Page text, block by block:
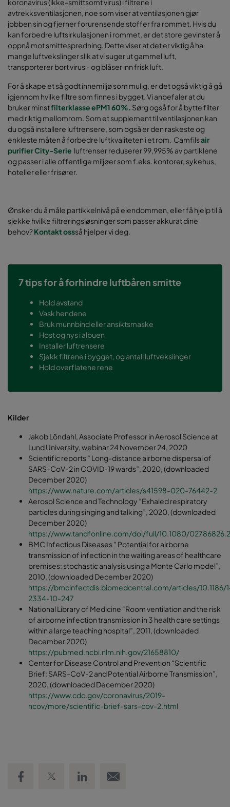
koronavirus (ikke-smittsomt virus) i filtrene i
avtrekksventilasjonen, noe som viser at ventilasjonen gjør
jobben sin og fjerner forurensende stoffer fra rommet. Hvis du
kan forbedre luftsirkulasjonen i rommet, er det store gevinster å
oppnå mot smittespredning. Dette viser at det er viktig å ha
mange luftvekslinger slik at vi suger ut gammel luft,
transporterer bort virus - og blåser inn frisk luft.
For å skape et så godt innemiljø som mulig, er det også viktig å gå
igjennom hvilke filtre som finnes i bygget. Vi anbefaler at du
bruker minstfilterklasse ePM1 60%. Sørg også for å bytte filter
med riktig mellomrom. Som et supplement til ventilasjonen kan
du også installere luftrensere, som også er den raskeste og
enkleste måten å forbedre luftkvaliteten i et rom. Camfilsair
purifier City-Serie luftrenser reduserer 99,995% av partiklene
og passer i alle offentlige miljøer som f.eks. kontorer, sykehus,
hoteller eller frisører.
Ønsker du å måle partikkelnivå på eiendommen, eller få hjelp til å
sjekke hvilke filtreringsløsninger som passer akkurat dine
behov?Kontakt ossså hjelper vi deg.
7 tips for å forhindre luftbåren smitte
Hold avstand
Vask hendene
Bruk munnbind eller ansiktsmaske
Host og nys i albuen
Installer luftrensere
Sjekk filtrene i bygget, og antall luftvekslinger
Hold overflatene rene
Kilder
Jakob Löndahl, Associate Professor in Aerosol Science at
Lund University, webinar 24 November 24, 2020
Scientific reports ” Long-distance airborne dispersal of
SARS-CoV-2 in COVID-19 wards”, 2020, (downloaded
December 2020)
https://www.nature.com/articles/s41598-020-76442-2
Aerosol Science and Technology ”Exhaled respiratory
particles during singing and talking”, 2020, (downloaded
December 2020)
https://www.tandfonline.com/doi/full/10.1080/
BMC Infectious Diseases ” Potential for airborne
transmission of infection in the waiting areas of healthcare
premises: stochastic analysis using a Monte Carlo model”,
2010, (downloaded December 2020)
https://bmcinfectdis.biomedcentral.com/articles/10.1186/
2334-10-247
National Library of Medicine “Room ventilation and the risk
of airborne infection transmission in 3 health care settings
within a large teaching hospital”, 2011, (downloaded
December 2020)
https://pubmed.ncbi.nlm.nih.gov/21658810/
Center for Disease Control and Prevention “Scientific
Brief: SARS-CoV-2 and Potential Airborne Transmission”,
2020, (downloaded December 2020)
https://www.cdc.gov/coronavirus/2019-
ncov/more/scientific-brief-sars-cov-2.html